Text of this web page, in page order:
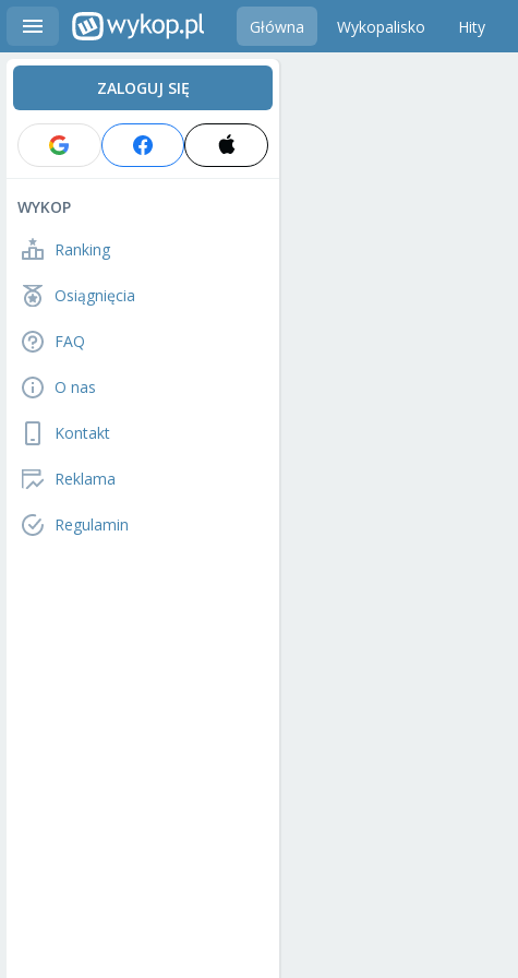
Główna Wykopalisko Hity
ZALOGUJ SIĘ
WYKOP
Ranking
Osiągnięcia
FAQ
O nas
Kontakt
Reklama
Regulamin